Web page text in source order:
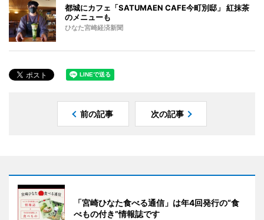
都城にカフェ「SATUMAEN CAFE今町別邸」 紅抹茶
のメニューも
ひなた宮崎経済新聞
前の記事 次の記事
「宮崎ひなた食べる通信」は年4回発行の“食
べもの付き”情報誌です